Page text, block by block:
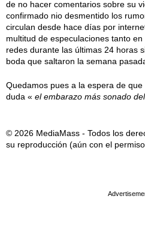
de no hacer comentarios sobre su
confirmado nio desmentido los
circulan desde hace días por
multitud de especulaciones tanto
redes durante las últimas 24 horas
boda que saltaron la semana
Quedamos pues a la espera de
duda « el embarazo más sonado
© 2026 MediaMass - Todos los
su reproducción (aún con el